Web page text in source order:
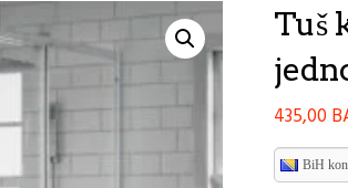
Tuš
435,00
BiH